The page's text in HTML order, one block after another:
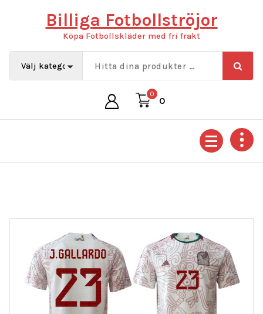
Billiga Fotbollströjor
Köpa Fotbollskläder med fri frakt
0
0